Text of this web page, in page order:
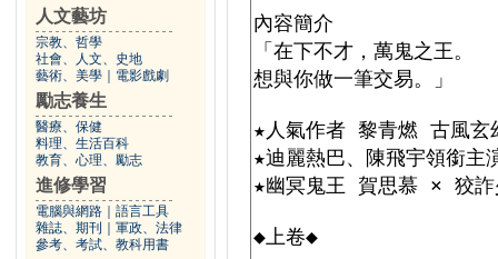
人文藝坊
宗教、哲學
社會、人文、史地
藝術、美學
電影戲劇
勵志養生
醫療、保健
料理、生活百科
教育、心理、勵志
進修學習
電腦與網路
語言工具
雜誌、期刊
軍政、法律
參考、考試、教科用書